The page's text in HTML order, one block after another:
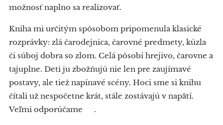
možnosť naplno sa realizovať.
Kniha mi určitým spôsobom pripomenula klasické
rozprávky: zlá čarodejnica, čarovné predmety, kúzla
či súboj dobra so zlom. Celá pôsobí hrejivo, čarovne a
tajuplne. Deti ju zbožňujú nie len pre zaujímavé
postavy, ale tiež napínavé scény. Hoci sme si knihu
čítali už nespočetne krát, stále zostávajú v napätí.
Veľmi odporúčame 😉.